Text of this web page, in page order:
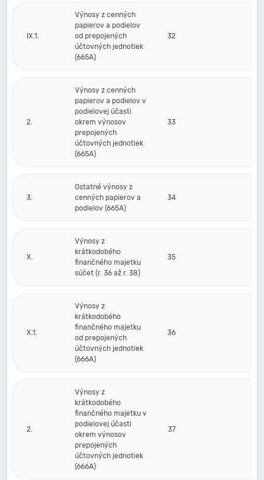
IX.1.
Výnosy z cenných
papierov a podielov
od prepojených
účtovných jednotiek
(665A)
32
2.
Výnosy z cenných
papierov a podielov v
podielovej účasti
okrem výnosov
prepojených
účtovných jednotiek
(665A)
33
3.
Ostatné výnosy z
cenných papierov a
podielov (665A)
34
X.
Výnosy z
krátkodobého
finančného majetku
súčet (r. 36 až r. 38)
35
X.1.
Výnosy z
krátkodobého
finančného majetku
od prepojených
účtovných jednotiek
(666A)
36
2.
Výnosy z
krátkodobého
finančného majetku v
podielovej účasti
okrem výnosov
prepojených
účtovných jednotiek
(666A)
37